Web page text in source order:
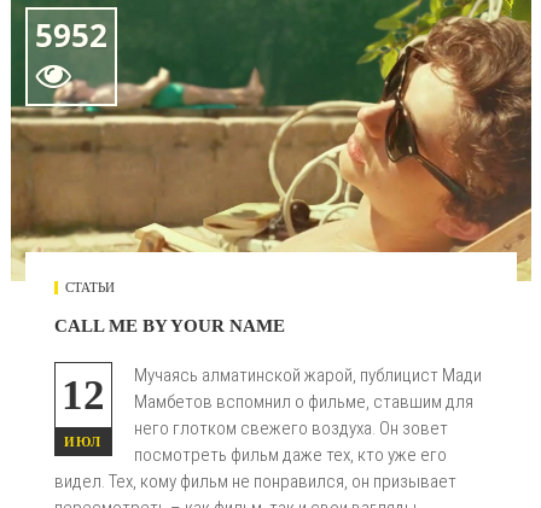
5952

СТАТЬИ
CALL ME BY YOUR NAME
12
ИЮЛ
Мучаясь алматинской жарой, публицист Мади
Мамбетов вспомнил о фильме, ставшим для
него глотком свежего воздуха. Он зовет
посмотреть фильм даже тех, кто уже его
видел. Тех, кому фильм не понравился, он призывает